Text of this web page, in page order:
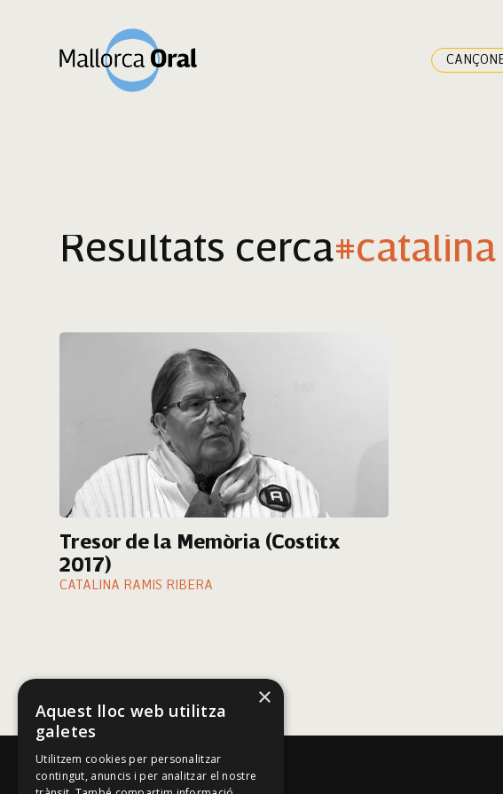
Resultats cerca
Tresor de la Memòria (Costitx
2017)
CATALINA RAMIS RIBERA
×
Aquest lloc web utilitza
galetes
Utilitzem cookies per personalitzar
contingut, anuncis i per analitzar el nostre